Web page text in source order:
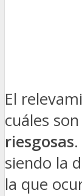
El
cuáles
riesgosas
siendo la
la que